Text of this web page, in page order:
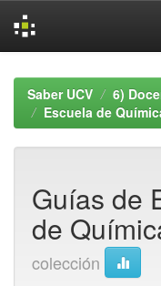
navigationSaber UCV 6)
Escuela de
Guías de
de
colección